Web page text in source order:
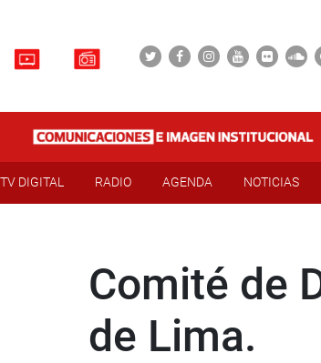
TV DIGITAL RADIO AGENDA NOTICIAS
Comité de
de Lima.